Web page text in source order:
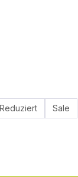
Reduziert Sale